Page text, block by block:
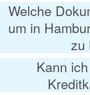
Welche
um in
zu
Kann